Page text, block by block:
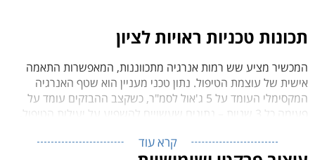
תכונות טכניות ראויות לציון
המכשיר מציע שש רמות אנרגיה מתכווננות, המאפשרות התאמה
אישית של עוצמת הטיפול. נתון טכני מעניין הוא שטף האנרגיה
המקסימלי העומד על 5 ג'אול לסמ"ר, כשקצב ההבזקים עומד על
פעימה כל 3 שניות – נתונים שעשויים להשפיע על יעילות הטיפול.
קרא עוד